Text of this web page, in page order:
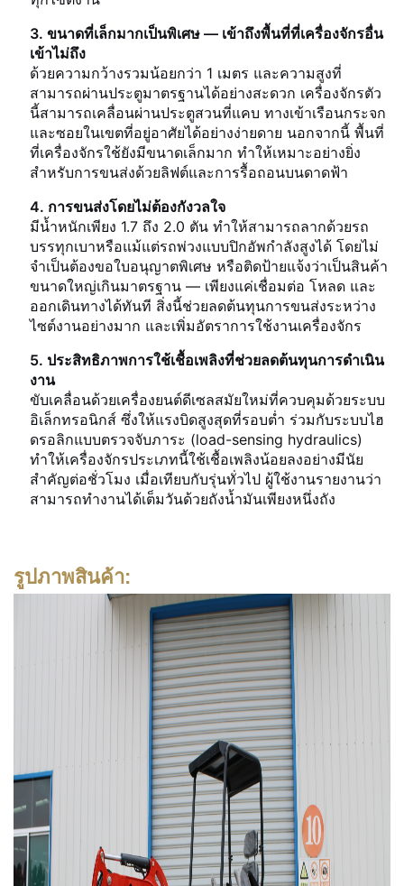
3. ขนาดที่เล็กมากเป็นพิเศษ — เข้าถึงพื้นที่ที่เครื่องจักรอื่น
เข้าไม่ถึง
ด้วยความกว้างรวมน้อยกว่า 1 เมตร และความสูงที่
สามารถผ่านประตูมาตรฐานได้อย่างสะดวก เครื่องจักรตัว
นี้สามารถเคลื่อนผ่านประตูสวนที่แคบ ทางเข้าเรือนกระจก
และซอยในเขตที่อยู่อาศัยได้อย่างง่ายดาย นอกจากนี้ พื้นที่
ที่เครื่องจักรใช้ยังมีขนาดเล็กมาก ทำให้เหมาะอย่างยิ่ง
สำหรับการขนส่งด้วยลิฟต์และการรื้อถอนบนดาดฟ้า
4. การขนส่งโดยไม่ต้องกังวลใจ
มีน้ำหนักเพียง 1.7 ถึง 2.0 ตัน ทำให้สามารถลากด้วยรถ
บรรทุกเบาหรือแม้แต่รถพ่วงแบบปิกอัพกำลังสูงได้ โดยไม่
จำเป็นต้องขอใบอนุญาตพิเศษ หรือติดป้ายแจ้งว่าเป็นสินค้า
ขนาดใหญ่เกินมาตรฐาน — เพียงแค่เชื่อมต่อ โหลด และ
ออกเดินทางได้ทันที สิ่งนี้ช่วยลดต้นทุนการขนส่งระหว่าง
ไซต์งานอย่างมาก และเพิ่มอัตราการใช้งานเครื่องจักร
5. ประสิทธิภาพการใช้เชื้อเพลิงที่ช่วยลดต้นทุนการดำเนิน
งาน
ขับเคลื่อนด้วยเครื่องยนต์ดีเซลสมัยใหม่ที่ควบคุมด้วยระบบ
อิเล็กทรอนิกส์ ซึ่งให้แรงบิดสูงสุดที่รอบต่ำ ร่วมกับระบบไฮ
ดรอลิกแบบตรวจจับภาระ (load-sensing hydraulics)
ทำให้เครื่องจักรประเภทนี้ใช้เชื้อเพลิงน้อยลงอย่างมีนัย
สำคัญต่อชั่วโมง เมื่อเทียบกับรุ่นทั่วไป ผู้ใช้งานรายงานว่า
สามารถทำงานได้เต็มวันด้วยถังน้ำมันเพียงหนึ่งถัง
รูปภาพสินค้า: